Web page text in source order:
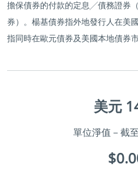
擔保債券的付款的定息╱債務證券
券）。楊基債券指外地發行人在美
指同時在歐元債券及美國本地債券
美元
單位淨值－截